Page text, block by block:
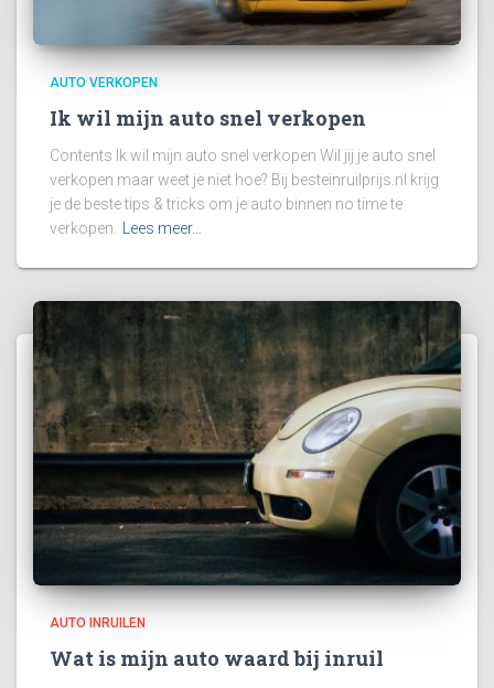
AUTO VERKOPEN
Ik wil mijn auto snel verkopen
Contents Ik wil mijn auto snel verkopen Wil jij je auto snel
verkopen maar weet je niet hoe? Bij besteinruilprijs.nl krijg
je de beste tips & tricks om je auto binnen no time te
verkopen.
Lees meer…
AUTO INRUILEN
Wat is mijn auto waard bij inruil